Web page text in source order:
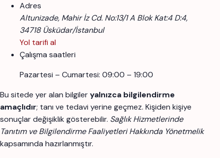
Adres
Altunizade, Mahir İz Cd. No:13/1 A Blok Kat:4 D:4,
34718 Üsküdar/İstanbul
Yol tarifi al
Çalışma saatleri
Pazartesi – Cumartesi: 09:00 – 19:00
Bu sitede yer alan bilgileryalnızca bilgilendirme
amaçlıdır; tanı ve tedavi yerine geçmez. Kişiden kişiye
sonuçlar değişiklik gösterebilir. Sağlık Hizmetlerinde
Tanıtım ve Bilgilendirme Faaliyetleri Hakkında Yönetmelik
kapsamında hazırlanmıştır.